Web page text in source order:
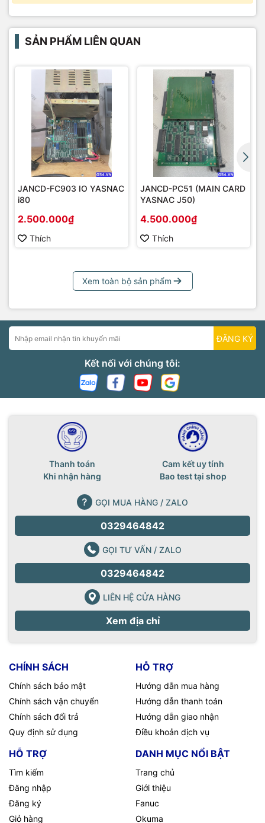
SẢN PHẨM LIÊN QUAN
JANCD-FC903 IO YASNAC
i80
2.500.000₫
Thích
JANCD-PC51 (MAIN CARD
YASNAC J50)
4.500.000₫
Thích
Xem toàn bộ sản phẩm
ĐĂNG KÝ
Kết nối với chúng tôi:
Thanh toán
Khi nhận hàng
Cam kết uy tính
Bao test tại shop
GỌI MUA HÀNG / ZALO
0329464842
GỌI TƯ VẤN / ZALO
0329464842
LIÊN HỆ CỬA HÀNG
Xem địa chỉ
CHÍNH SÁCH
Chính sách bảo mật
Chính sách vận chuyển
Chính sách đổi trả
Quy định sử dụng
HỖ TRỢ
Hướng dẫn mua hàng
Hướng dẫn thanh toán
Hướng dẫn giao nhận
Điều khoản dịch vụ
HỖ TRỢ
Tìm kiếm
Đăng nhập
Đăng ký
Giỏ hàng
DANH MỤC NỔI BẬT
Trang chủ
Giới thiệu
Fanuc
Okuma